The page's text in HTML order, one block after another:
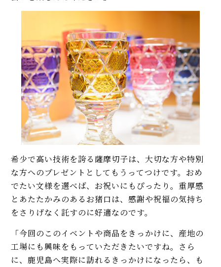
希少で高い技術を誇る薩摩切子は、大切な方や特別
な方へのプレゼントとしてもうってつけです。おめ
でたい文様を選べば、お祝いにもぴったり。重厚感
とあたたかみのあるお猪口は、感謝や祝福の気持ち
をさりげなく託すのに好適なのです。
「今回のこのイベントや商品をきっかけに、産地の
工場にも興味をもっていただきたいですね。さら
に、鹿児島へ実際に訪れるきっかけになったら、も